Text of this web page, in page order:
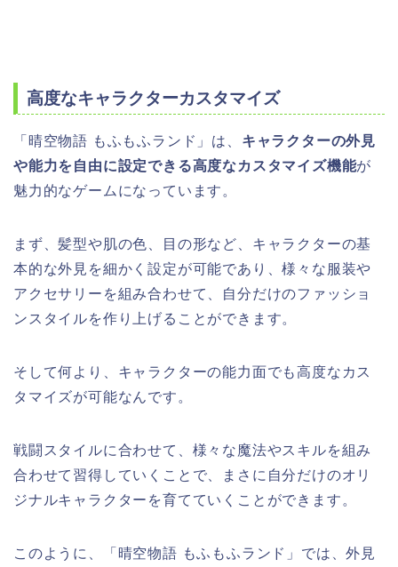
高度なキャラクターカスタマイズ
「晴空物語 もふもふランド」は、 キャラクターの外見
や能力を自由に設定できる高度なカスタマイズ機能が
魅力的なゲームになっています。
まず、髪型や肌の色、目の形など、キャラクターの基
本的な外見を細かく設定が可能であり、様々な服装や
アクセサリーを組み合わせて、自分だけのファッショ
ンスタイルを作り上げることができます。
そして何より、キャラクターの能力面でも高度なカス
タマイズが可能なんです。
戦闘スタイルに合わせて、様々な魔法やスキルを組み
合わせて習得していくことで、まさに自分だけのオリ
ジナルキャラクターを育てていくことができます。
このように、「晴空物語 もふもふランド」では、外見